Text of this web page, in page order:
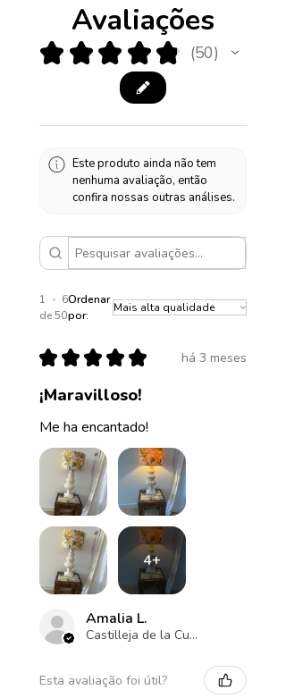
Avaliações
★ ★ ★ ★ ★ 50
50
Este produto ainda não tem
nenhuma avaliação, então
confira nossas outras análises.
1 - 6
de 50
Ordenar
por:
★ ★ ★ ★ ★ há 3 meses
¡Maravilloso!
Me ha encantado!
4+
Amalia L.
Castilleja de la Cuesta , ES-AN
Esta avaliação foi útil?